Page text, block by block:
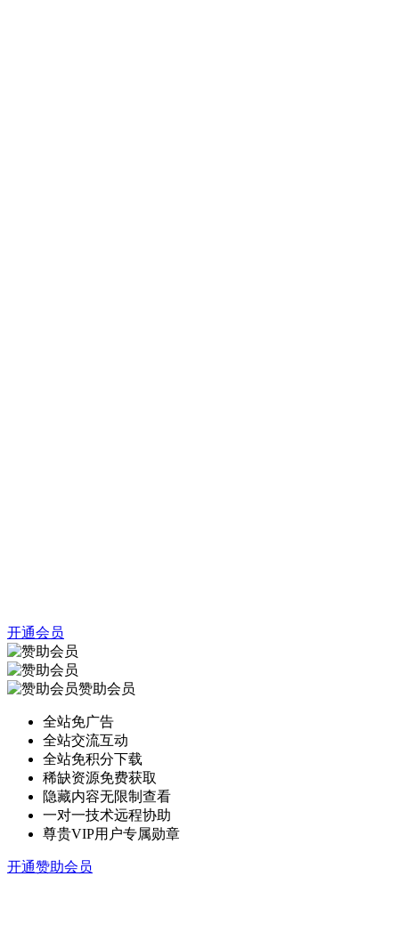
开通会员
赞助会员
全站免广告
全站交流互动
全站免积分下载
稀缺资源免费获取
隐藏内容无限制查看
一对一技术远程协助
尊贵VIP用户专属勋章
开通赞助会员